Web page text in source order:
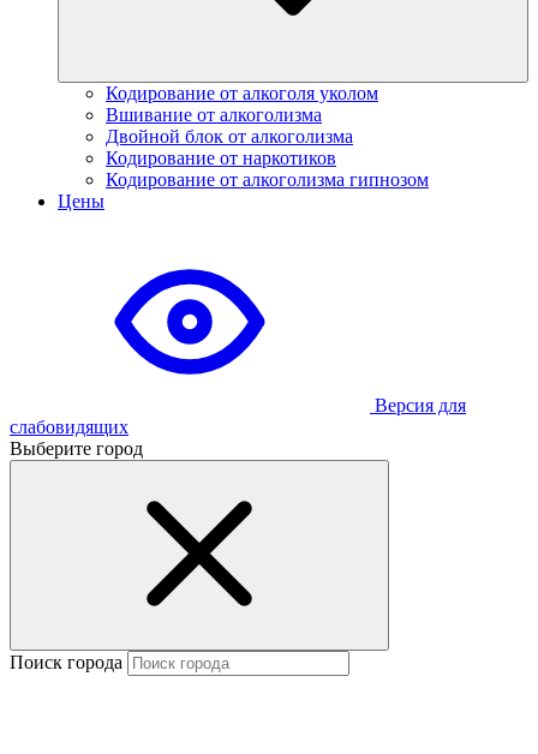
Кодирование от алкоголя уколом
Вшивание от алкоголизма
Двойной блок от алкоголизма
Кодирование от наркотиков
Кодирование от алкоголизма гипнозом
Цены
Версия для
слабовидящих
Выберите город
Поиск города